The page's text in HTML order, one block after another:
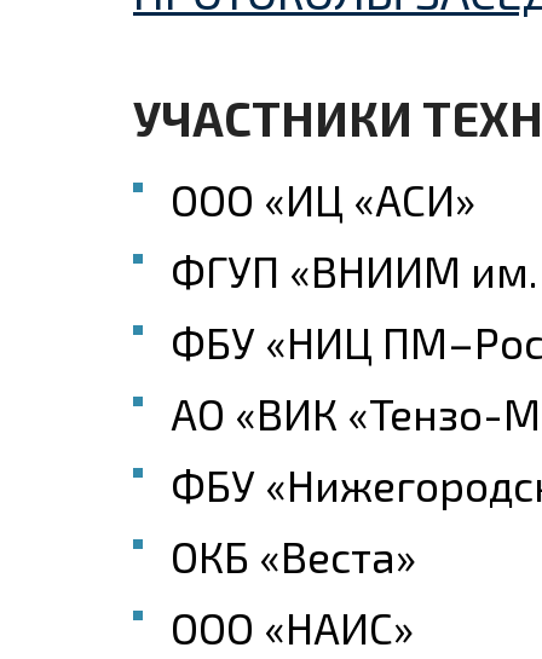
УЧАСТНИКИ
ООО «ИЦ «АСИ»
ФГУП «ВНИИМ им.
ФБУ «НИЦ
АО «ВИК «Тензо-
ФБУ
ОКБ «Веста»
ООО «НАИС»